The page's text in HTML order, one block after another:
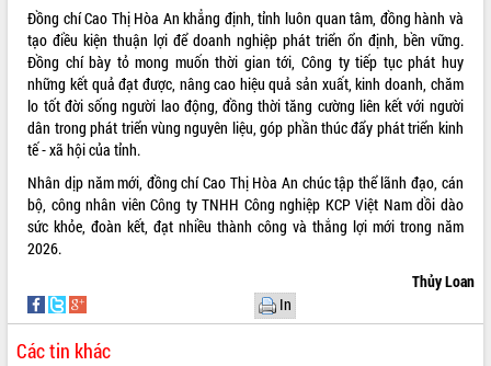
Kết nối tour, đẩy mạnh chuyển đổi số
để phát triển du lịch Đắk Lắk
Khởi động Dự án Đầu tư xây dựng hạ
tầng kỹ thuật Cụm công nghiệp Tân
Tiến
Gặp mặt các cơ quan báo chí nhân Kỷ
niệm 101 năm Ngày Báo chí Cách
mạng Việt Nam
Đắk Lắk sơ kết 4 năm triển khai thực
hiện Đề án 06 của Chính phủ
Họp báo thông tin về Hội nghị Công bố
Lắk
Khơi thông điểm nghẽn, đẩy nhanh
giải ngân vốn khắc phục thiên tai
Đồng chí Cao Thị Hòa An khẳng định, tỉnh luôn quan tâm, đồng hành và
tạo điều kiện thuận lợi để doanh nghiệp phát triển ổn định, bền vững.
Đồng chí bày tỏ mong muốn thời gian tới, Công ty tiếp tục phát huy
những kết quả đạt được, nâng cao hiệu quả sản xuất, kinh doanh, chăm
lo tốt đời sống người lao động, đồng thời tăng cường liên kết với người
dân trong phát triển vùng nguyên liệu, góp phần thúc đẩy phát triển kinh
tế - xã hội của tỉnh.
Nhân dịp năm mới, đồng chí Cao Thị Hòa An chúc tập thể lãnh đạo, cán
bộ, công nhân viên Công ty TNHH Công nghiệp KCP Việt Nam dồi dào
sức khỏe, đoàn kết, đạt nhiều thành công và thắng lợi mới trong năm
2026.
Thủy Loan
In
Các tin khác